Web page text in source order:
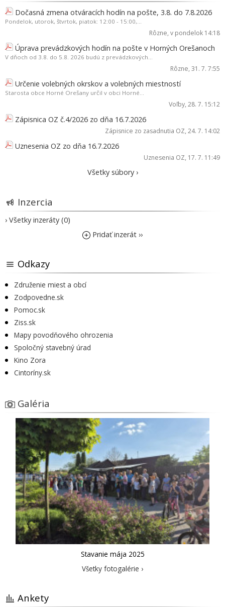
Dočasná zmena otváracích hodín na pošte, 3.8. do 7.8.2026
Pondelok, utorok, štvrtok, piatok: 12:00 - 15:00,...
Rôzne, v pondelok 14:18
Úprava prevádzkových hodín na pošte v Horných Orešanoch
V dňoch od 3.8. do 5.8. 2026 budú z prevádzkových...
Rôzne, 31. 7. 7:55
Určenie volebných okrskov a volebných miestností
Starosta obce Horné Orešany určil v obci Horné...
Voľby, 28. 7. 15:12
Zápisnica OZ č.4/2026 zo dňa 16.7.2026
Zápisnice zo zasadnutia OZ, 24. 7. 14:02
Uznesenia OZ zo dňa 16.7.2026
Uznesenia OZ, 17. 7. 11:49
Všetky súbory ›
Inzercia
› Všetky inzeráty (0)
Pridať inzerát ››
Odkazy
Združenie miest a obcí
Zodpovedne.sk
Pomoc.sk
Ziss.sk
Mapy povodňového ohrozenia
Spoločný stavebný úrad
Kino Zora
Cintoríny.sk
Galéria
Stavanie mája 2025
Všetky fotogalérie ›
Ankety